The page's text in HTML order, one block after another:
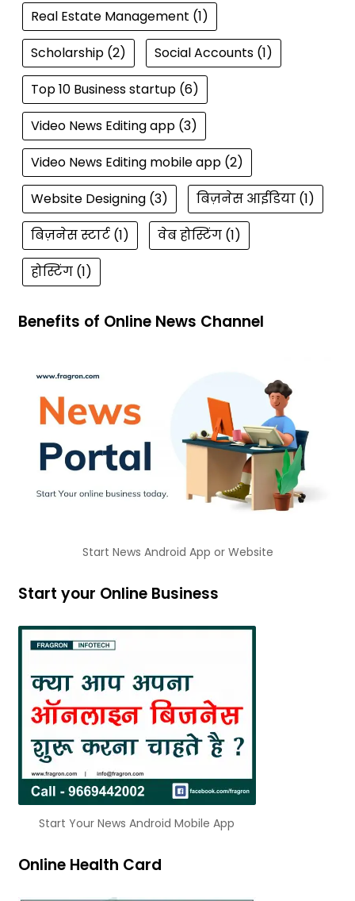
Real Estate Management (1)
Scholarship(2) Social Accounts(1)
Top 10 Business startup(6)
Video News Editing app(3)
Video News Editing mobile app(2)
Website Designing(3) बिज़नेस आईडिया(1)
बिज़नेस स्टार्ट(1) वेब होस्टिंग(1)
होस्टिंग(1)
Benefits of Online News Channel
Start News Android App or Website
Start your Online Business
Start Your News Android Mobile App
Online Health Card